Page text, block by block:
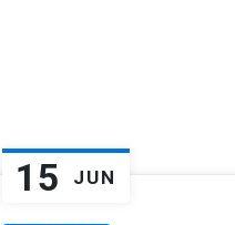
15 JUN